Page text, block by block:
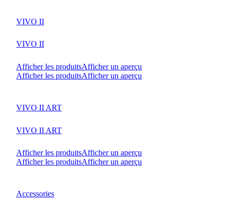
VIVO II
VIVO II
Afficher les produitsAfficher un aperçu
Afficher les produitsAfficher un aperçu
VIVO II ART
VIVO II ART
Afficher les produitsAfficher un aperçu
Afficher les produitsAfficher un aperçu
Accessories